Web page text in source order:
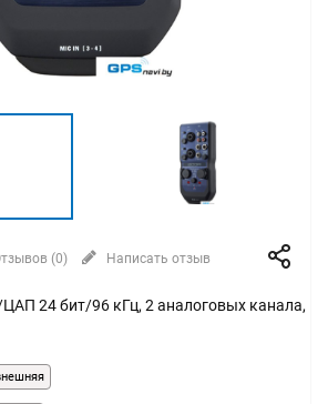
(0) Написать отзыв
24 бит/96 кГц, 2 аналоговых канала,